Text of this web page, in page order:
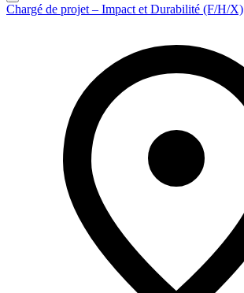
Chargé de projet – Impact et Durabilité (F/H/X)